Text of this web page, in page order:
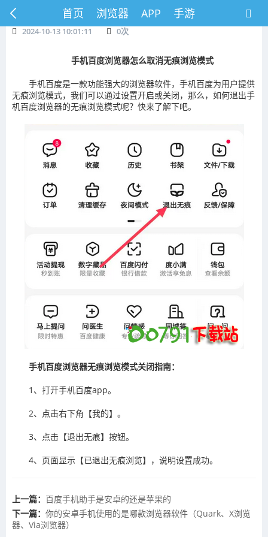
首页 浏览器 APP 手游
2024-10-13 10:01:11 0次
手机百度浏览器怎么取消无痕浏览模式
手机百度是一款功能强大的浏览器软件，手机百度为用户提供
无痕浏览模式，我们可以通过设置开启或关闭，那么，如何退出手
机百度浏览器的无痕浏览模式呢？快来了解下吧。
手机百度浏览器无痕浏览模式关闭指南：‌
1、打开手机百度app。
2、点击右下角【我的】。
3、点击【退出无痕】按钮。
4、页面显示【已退出无痕浏览】，说明设置成功。
上一篇： ​百度手机助手是安卓的还是苹果的
下一篇： 你的安卓手机使用的是哪款浏览器软件（Quark、X浏览
器、Via浏览器）